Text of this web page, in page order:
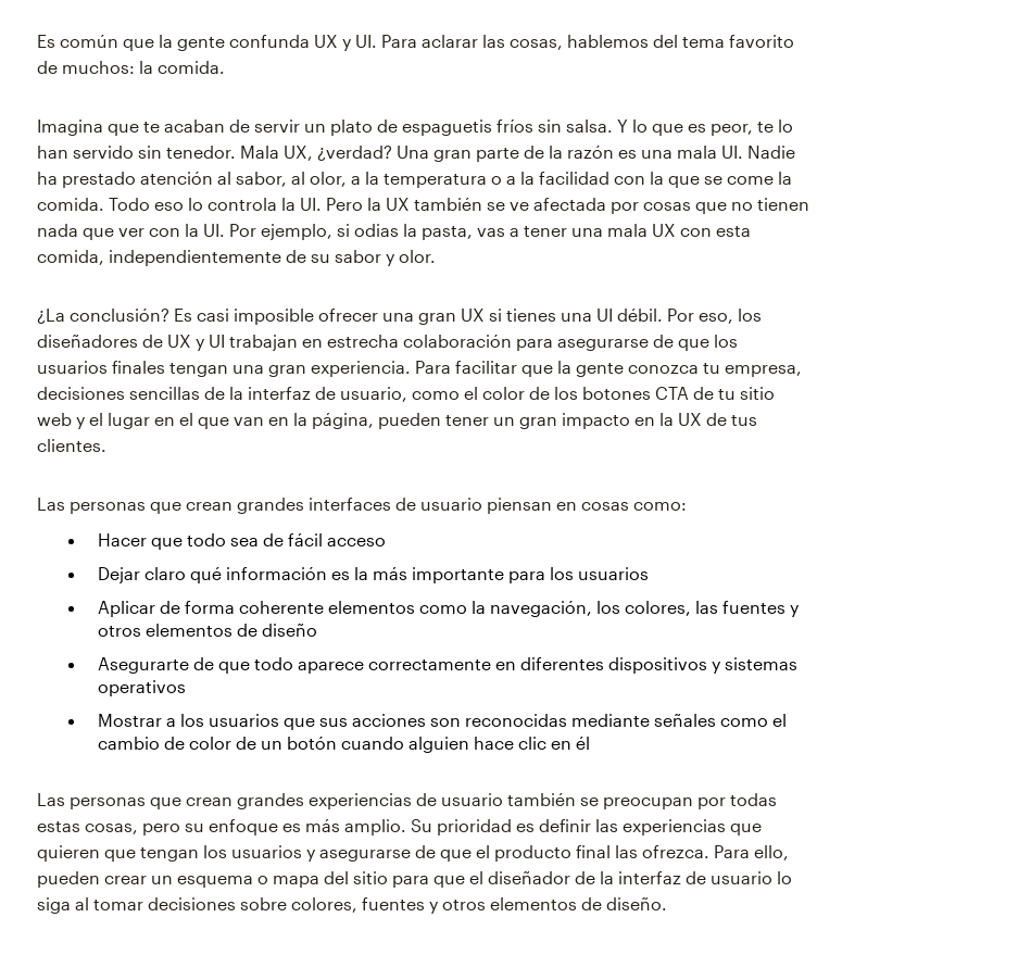
Es común que la gente confunda UX y UI. Para aclarar las cosas, hablemos del tema favorito
de muchos: la comida.
Imagina que te acaban de servir un plato de espaguetis fríos sin salsa. Y lo que es peor, te lo
han servido sin tenedor. Mala UX, ¿verdad? Una gran parte de la razón es una mala UI. Nadie
ha prestado atención al sabor, al olor, a la temperatura o a la facilidad con la que se come la
comida. Todo eso lo controla la UI. Pero la UX también se ve afectada por cosas que no tienen
nada que ver con la UI. Por ejemplo, si odias la pasta, vas a tener una mala UX con esta
comida, independientemente de su sabor y olor.
¿La conclusión? Es casi imposible ofrecer una gran UX si tienes una UI débil. Por eso, los
diseñadores de UX y UI trabajan en estrecha colaboración para asegurarse de que los
usuarios finales tengan una gran experiencia. Para facilitar que la gente conozca tu empresa,
decisiones sencillas de la interfaz de usuario, como el color de los botones CTA de tu sitio
web y el lugar en el que van en la página, pueden tener un gran impacto en la UX de tus
clientes.
Las personas que crean grandes interfaces de usuario piensan en cosas como:
Hacer que todo sea de fácil acceso
Dejar claro qué información es la más importante para los usuarios
Aplicar de forma coherente elementos como la navegación, los colores, las fuentes y
otros elementos de diseño
Asegurarte de que todo aparece correctamente en diferentes dispositivos y sistemas
operativos
Mostrar a los usuarios que sus acciones son reconocidas mediante señales como el
cambio de color de un botón cuando alguien hace clic en él
Las personas que crean grandes experiencias de usuario también se preocupan por todas
estas cosas, pero su enfoque es más amplio. Su prioridad es definir las experiencias que
quieren que tengan los usuarios y asegurarse de que el producto final las ofrezca. Para ello,
pueden crear un esquema o mapa del sitio para que el diseñador de la interfaz de usuario lo
siga al tomar decisiones sobre colores, fuentes y otros elementos de diseño.